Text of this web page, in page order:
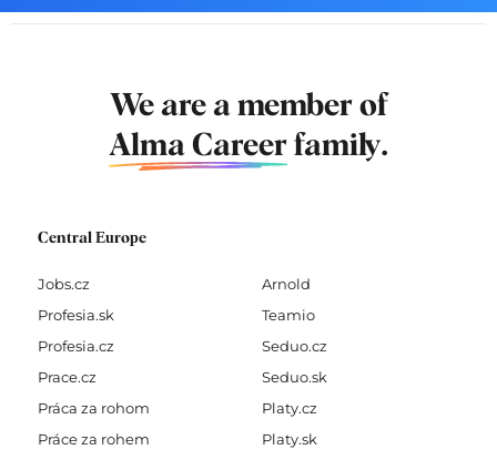
We are a member of
Alma Career family.
Central Europe
Jobs.cz
Profesia.sk
Profesia.cz
Prace.cz
Práca za rohom
Práce za rohem
Arnold
Teamio
Seduo.cz
Seduo.sk
Platy.cz
Platy.sk